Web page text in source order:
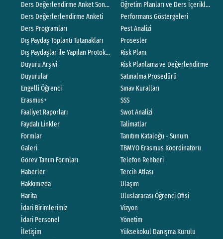
Ders Değerlendirme Anket Sonuçları
Ders Değerlerlendirme Anketi
Ders Programları
Dış Paydaş Toplantı Tutanakları
Dış Paydaşlar ile Yapılan Protokoller
Duyuru Arşivi
Duyurular
Engelli Öğrenci
Erasmus+
Faaliyet Raporları
Faydalı Linkler
Formlar
Galeri
Görev Tanım Formları
Haberler
Hakkımızda
Harita
İdari Birimlerimiz
İdari Personel
İletişim
Öğretim Planları ve Ders İçerikleri
Performans Göstergeleri
Pest Analizi
Prosesler
Risk Planı
Risk Planlama ve Değerlendirme
Satınalma Prosedürü
Sınav Kuralları
SSS
Swot Analizi
Talimatlar
Tanıtım Kataloğu - Sunum
TBMYO Erasmus Koordinatörü
Telefon Rehberi
Tercih Atlası
Ulaşım
Uluslararası Öğrenci Ofisi
Vizyon
Yönetim
Yüksekokul Danışma Kurulu